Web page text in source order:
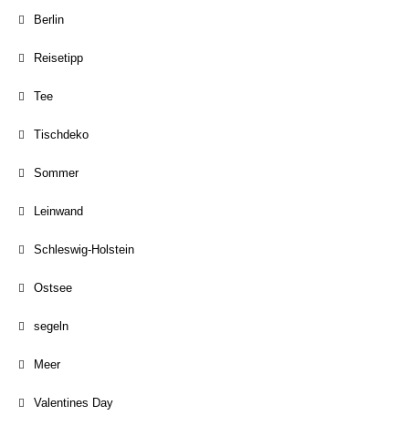
Berlin
Reisetipp
Tee
Tischdeko
Sommer
Leinwand
Schleswig-Holstein
Ostsee
segeln
Meer
Valentines Day